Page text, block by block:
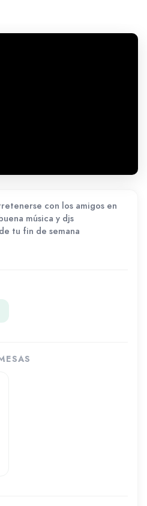
con los amigos en
música y djs
tu fin de semana